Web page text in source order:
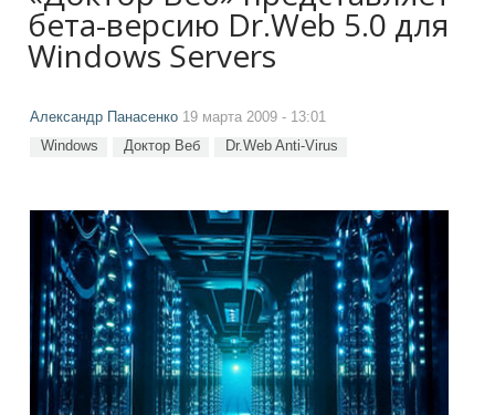
бета-версию Dr.Web 5.0 для
Windows Servers
Александр Панасенко 19 марта 2009 - 13:01
Windows Доктор Веб Dr.Web Anti-Virus